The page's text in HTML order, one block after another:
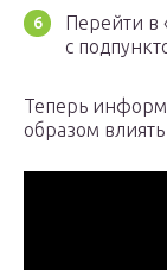
Перейти в
с
Теперь
образом